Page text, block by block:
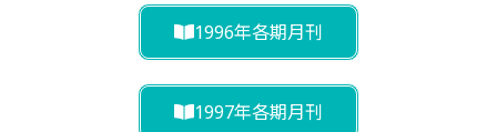
1996年各期月刊
1997年各期月刊